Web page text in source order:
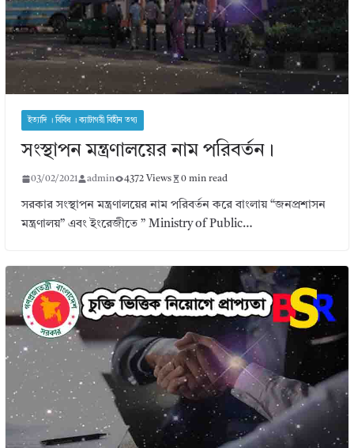
ইত্যাদি । বিবিধ । ক্যাটাগরী বিহীন তথ্য
সংস্থাপন মন্ত্রণালয়ের নাম পরিবর্তন।
03/02/2021 admin 4372 Views 0 min read
সরকার সংস্থাপন মন্ত্রণালয়ের নাম পরিবর্তন করে বাংলায় “জনপ্রশাসন
মন্ত্রণালয়” এবং ইংরেজীতে ” Ministry of Public…